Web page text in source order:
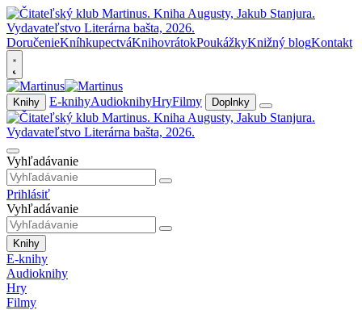
DoručenieKníhkupectváKnihovrátokPoukážkyKnižný blogKontakt
Knihy E-knihyAudioknihyHryFilmy Doplnky
Vyhľadávanie
Prihlásiť
Vyhľadávanie
Knihy
E-knihy
Audioknihy
Hry
Filmy